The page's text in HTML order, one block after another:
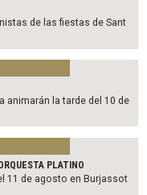
de las fiestas de Sant
animarán la tarde del 10 de
PLATINO
11 de agosto en Burjassot